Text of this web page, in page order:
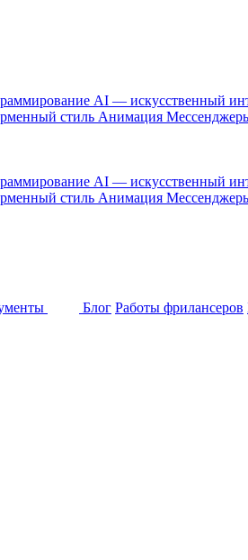
AI — искусственный
стиль Анимация
AI — искусственный
стиль Анимация
Блог Работы фрилансеров